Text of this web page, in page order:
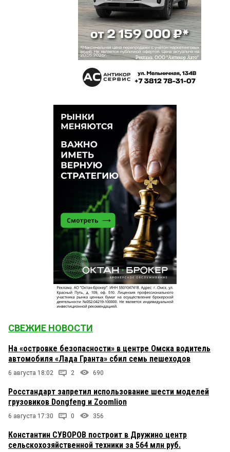
СВЕЖИЕ НОВОСТИ
На «островке безопасности» в центре Омска водитель
автомобиля «Лада Гранта» сбил семь пешеходов
6 августа 18:02 2 690
Росстандарт запретил использование шести моделей
грузовиков Dongfeng и Zoomlion
6 августа 17:30 0 356
Константин СУВОРОВ построит в Дружино центр
сельскохозяйственной техники за 564 млн руб.